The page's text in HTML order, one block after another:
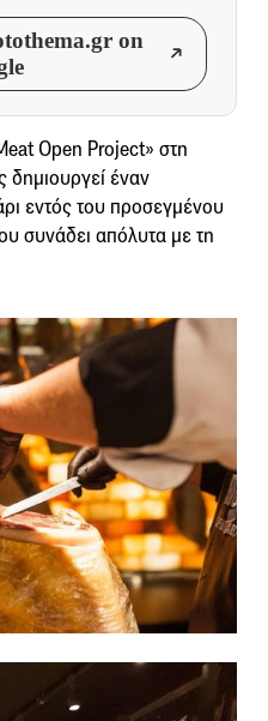
on
Open Project» στη
έναν
εντός του προσεγμένου
συνάδει απόλυτα με τη